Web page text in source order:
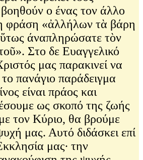
ο ένας τον άλλο
φράση «ἀλλήλων τὰ βάρη
άναπληρώσατε τὸν
Στο δε Ευαγγελικό
μας παρακινεί να
πανάγιο παράδειγμα
είναι πράος και
ως σκοπό της ζωής
τον Κύριο, θα βρούμε
μας. Αυτό διδάσκει επί
μας∙ την